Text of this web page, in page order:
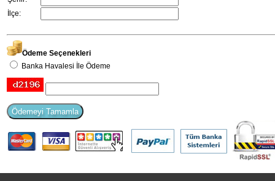
İlçe:
Ödeme Seçenekleri
Banka Havalesi İle Ödeme